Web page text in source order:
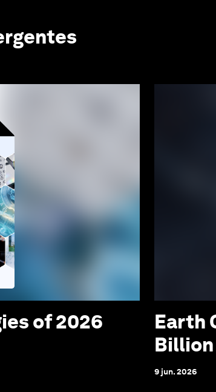
of 2026
Earth
9 jun. 2026